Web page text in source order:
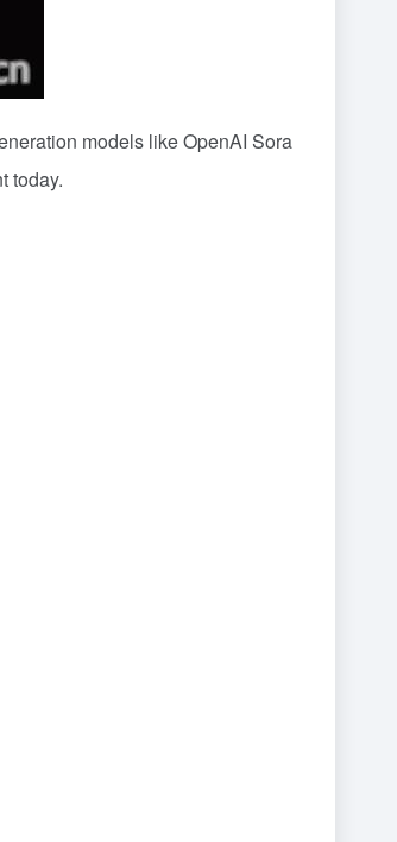
models like OpenAI Sora
today.